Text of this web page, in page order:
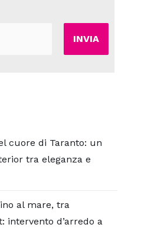
cuore di Taranto: un
tra eleganza e
al mare, tra
intervento d’arredo a